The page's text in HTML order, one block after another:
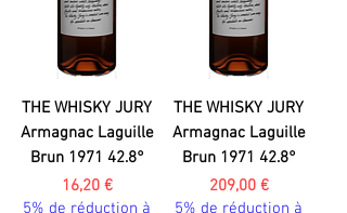
THE WHISKY JURY
Armagnac Laguille
Brun 1971 42.8°
Prix
16,20 €
5% de réduction à
THE WHISKY JURY
Armagnac Laguille
Brun 1971 42.8°
Prix
209,00 €
5% de réduction à